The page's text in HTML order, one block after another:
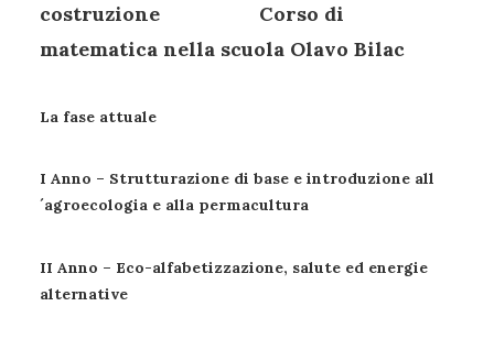
costruzione Corso di
matematica nella scuola Olavo Bilac
La fase attuale
I Anno – Strutturazione di base e introduzione all
´agroecologia e alla permacultura
II Anno – Eco-alfabetizzazione, salute ed energie
alternative